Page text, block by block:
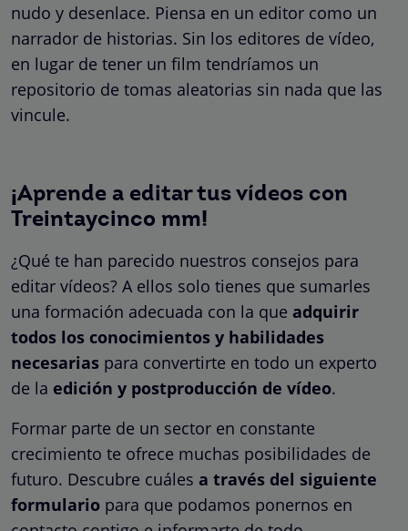
nudo y desenlace. Piensa en un editor como un
narrador de historias. Sin los editores de vídeo,
en lugar de tener un film tendríamos un
repositorio de tomas aleatorias sin nada que las
vincule.
¡Aprende a editar tus vídeos con
Treintaycinco mm!
¿Qué te han parecido nuestros consejos para
editar vídeos? A ellos solo tienes que sumarles
una formación adecuada con la que adquirir
todos los conocimientos y habilidades
necesarias para convertirte en todo un experto
de la edición y postproducción de vídeo.
Formar parte de un sector en constante
crecimiento te ofrece muchas posibilidades de
futuro. Descubre cuáles a través del siguiente
formulario para que podamos ponernos en